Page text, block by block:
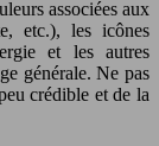
associées aux
etc.), les icônes
et les autres
générale. Ne pas
crédible et de la